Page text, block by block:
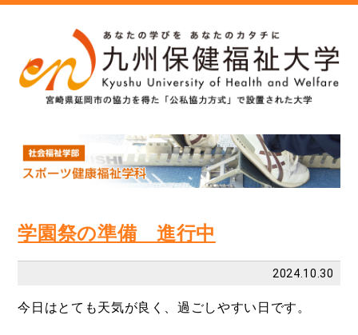
学園祭の準備 進行中
2024.10.30
今日はとても天気が良く、過ごしやすい日です。